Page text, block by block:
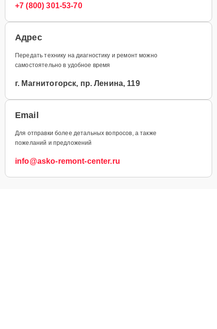
+7 (800) 301-53-70
Адрес
Передать технику на диагностику и ремонт можно
самостоятельно в удобное время
г. Магнитогорск, пр. Ленина, 119
Email
Для отправки более детальных вопросов, а также
пожеланий и предложений
info@asko-remont-center.ru